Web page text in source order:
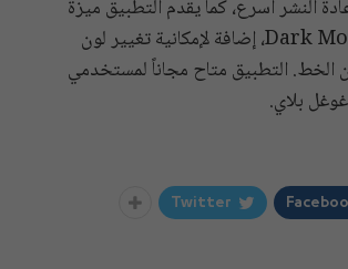
النشر أسرع، كما يقدم التطبيق ميزة
(الوضع الداكن) Dark Mode، إضافة لإمكانية تغيير لون
الخط. التطبيق متاح مجاناً لمستخدمي
بلاي.
Twitter